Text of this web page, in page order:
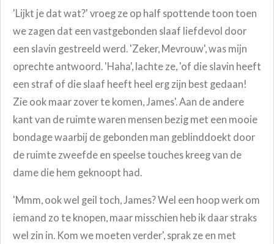
'Lijkt je dat wat?' vroeg ze op half spottende toon toen
we zagen dat een vastgebonden slaaf liefdevol door
een slavin gestreeld werd. 'Zeker, Mevrouw', was mijn
oprechte antwoord. 'Haha', lachte ze, 'of die slavin heeft
een straf of die slaaf heeft heel erg zijn best gedaan!
Zie ook maar zover te komen, James'. Aan de andere
kant van de ruimte waren mensen bezig met een mooie
bondage waarbij de gebonden man geblinddoekt door
de ruimte zweefde en speelse touches kreeg van de
dame die hem geknoopt had.
'Mmm, ook wel geil toch, James? Wel een hoop werk om
iemand zo te knopen, maar misschien heb ik daar straks
wel zin in. Kom we moeten verder', sprak ze en met